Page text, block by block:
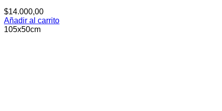
$14.000,00
Añadir al carrito
105x50cm